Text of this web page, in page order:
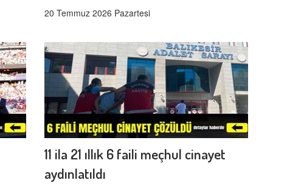
20 Temmuz 2026 Pazartesi
11 ila 21 ıllık 6 faili meçhul cinayet
aydınlatıldı